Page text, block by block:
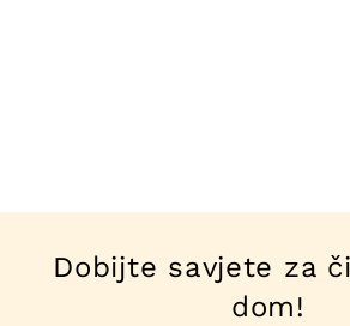
Dobijte savjete za
dom!